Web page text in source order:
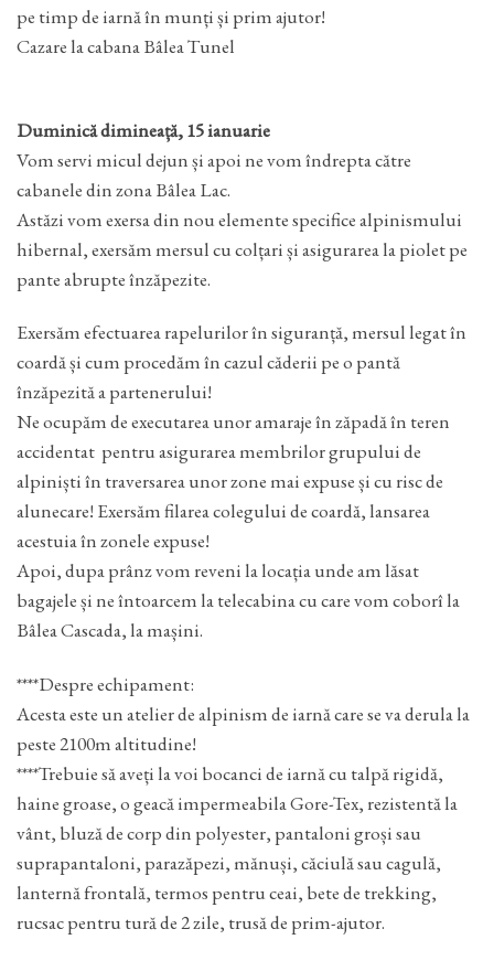
pe timp de iarnă în munți și prim ajutor!
Cazare la cabana Bâlea Tunel
Duminică dimineață, 15 ianuarie
Vom servi micul dejun și apoi ne vom îndrepta către
cabanele din zona Bâlea Lac.
Astăzi vom exersa din nou elemente specifice alpinismului
hibernal, exersăm mersul cu colțari și asigurarea la piolet pe
pante abrupte înzăpezite.
Exersăm efectuarea rapelurilor în siguranță, mersul legat în
coardă și cum procedăm în cazul căderii pe o pantă
înzăpezită a partenerului!
Ne ocupăm de executarea unor amaraje în zăpadă în teren
accidentat pentru asigurarea membrilor grupului de
alpiniști în traversarea unor zone mai expuse și cu risc de
alunecare! Exersăm filarea colegului de coardă, lansarea
acestuia în zonele expuse!
Apoi, dupa prânz vom reveni la locația unde am lăsat
bagajele și ne întoarcem la telecabina cu care vom coborî la
Bâlea Cascada, la mașini.
****Despre echipament:
Acesta este un atelier de alpinism de iarnă care se va derula la
peste 2100m altitudine!
****Trebuie să aveți la voi bocanci de iarnă cu talpă rigidă,
haine groase, o geacă impermeabila Gore-Tex, rezistentă la
vânt, bluză de corp din polyester, pantaloni groși sau
suprapantaloni, parazăpezi, mănuși, căciulă sau cagulă,
lanternă frontală, termos pentru ceai, bete de trekking,
rucsac pentru tură de 2 zile, trusă de prim-ajutor.